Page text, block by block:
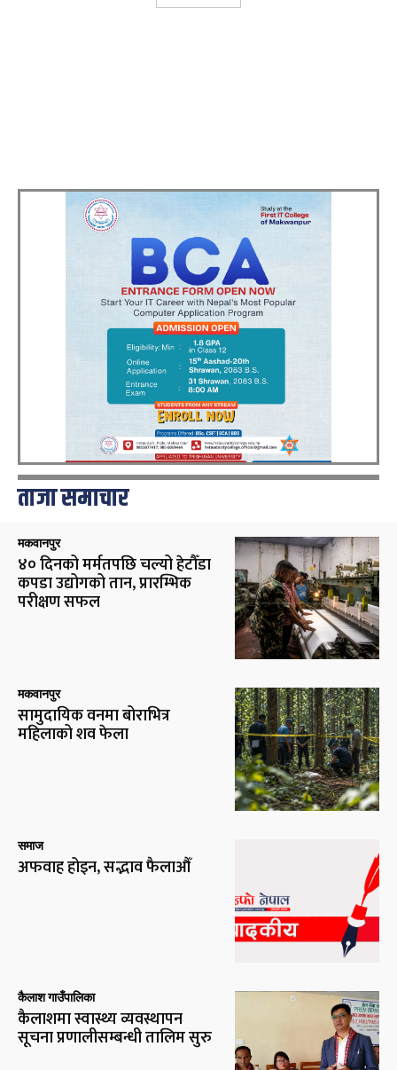
ताजा समाचार
मकवानपुर
४० दिनको मर्मतपछि चल्यो हेटौँडा
कपडा उद्योगको तान, प्रारम्भिक
परीक्षण सफल
मकवानपुर
सामुदायिक वनमा बोराभित्र
महिलाको शव फेला
समाज
अफवाह होइन, सद्भाव फैलाऔँ
कैलाश गाउँपालिका
कैलाशमा स्वास्थ्य व्यवस्थापन
सूचना प्रणालीसम्बन्धी तालिम सुरु